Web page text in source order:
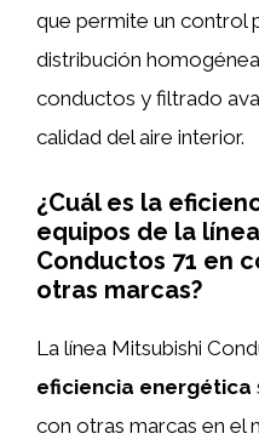
que permite un control
distribución
conductos y filtrado
calidad del aire interior.
¿Cuál es la
equipos de la
Conductos 71 en
otras marcas?
La línea Mitsubishi
eficiencia energética
con otras marcas en el